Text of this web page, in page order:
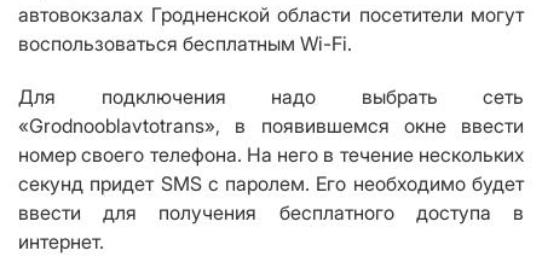
автовокзалах Гродненской области посетители могут
воспользоваться бесплатным Wi-Fi.
Для подключения надо выбрать сеть
«Grodnooblavtotrans», в появившемся окне ввести
номер своего телефона. На него в течение нескольких
секунд придет SMS с паролем. Его необходимо будет
ввести для получения бесплатного доступа в
интернет.